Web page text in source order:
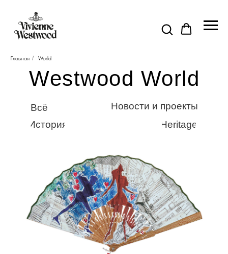
Главная / World
Westwood World
Всё
История
Heritage
Новости и проекты